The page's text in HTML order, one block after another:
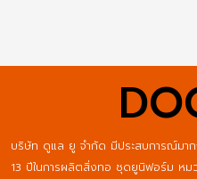
บริษัท ดูแล ยู จำกัด มีประสบการณ์มาก
13 ปีในการผลิตสิ่งทอ ชุดยูนิฟอร์ม หม